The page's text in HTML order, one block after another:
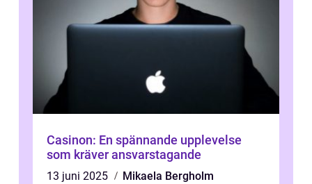
Casinon: En spännande upplevelse
som kräver ansvarstagande
13 juni 2025
Mikaela Bergholm